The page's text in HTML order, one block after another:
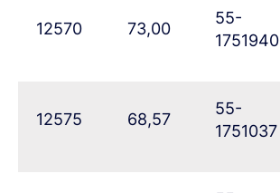
12570 73,00
55-
1751940
12575 68,57
55-
1751037